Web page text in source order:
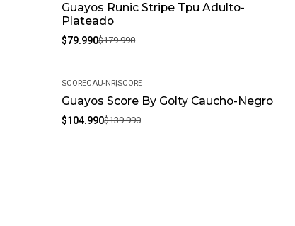
-56%
Guayos Runic Stripe Tpu Adulto-
Plateado
$79.990$179.990
-25%
SCORECAU-NR|SCORE
Guayos Score By Golty Caucho-Negro
$104.990$139.990